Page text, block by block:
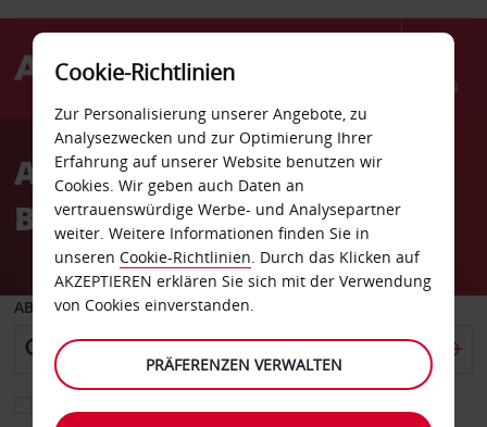
Menü
AvisAutovermietung Colmar
Bahnhof
ABHOLEN VON
Cookie-Richtlinien
Zur Personalisierung unserer Angebote, zu
Analysezwecken und zur Optimierung Ihrer
Erfahrung auf unserer Website benutzen wir
Cookies. Wir geben auch Daten an
vertrauenswürdige Werbe- und Analysepartner
weiter. Weitere Informationen finden Sie in
unseren Cookie-Richtlinien. Durch das Klicken auf
AKZEPTIEREN erklären Sie sich mit der Verwendung
von Cookies einverstanden.
PRÄFERENZEN VERWALTEN